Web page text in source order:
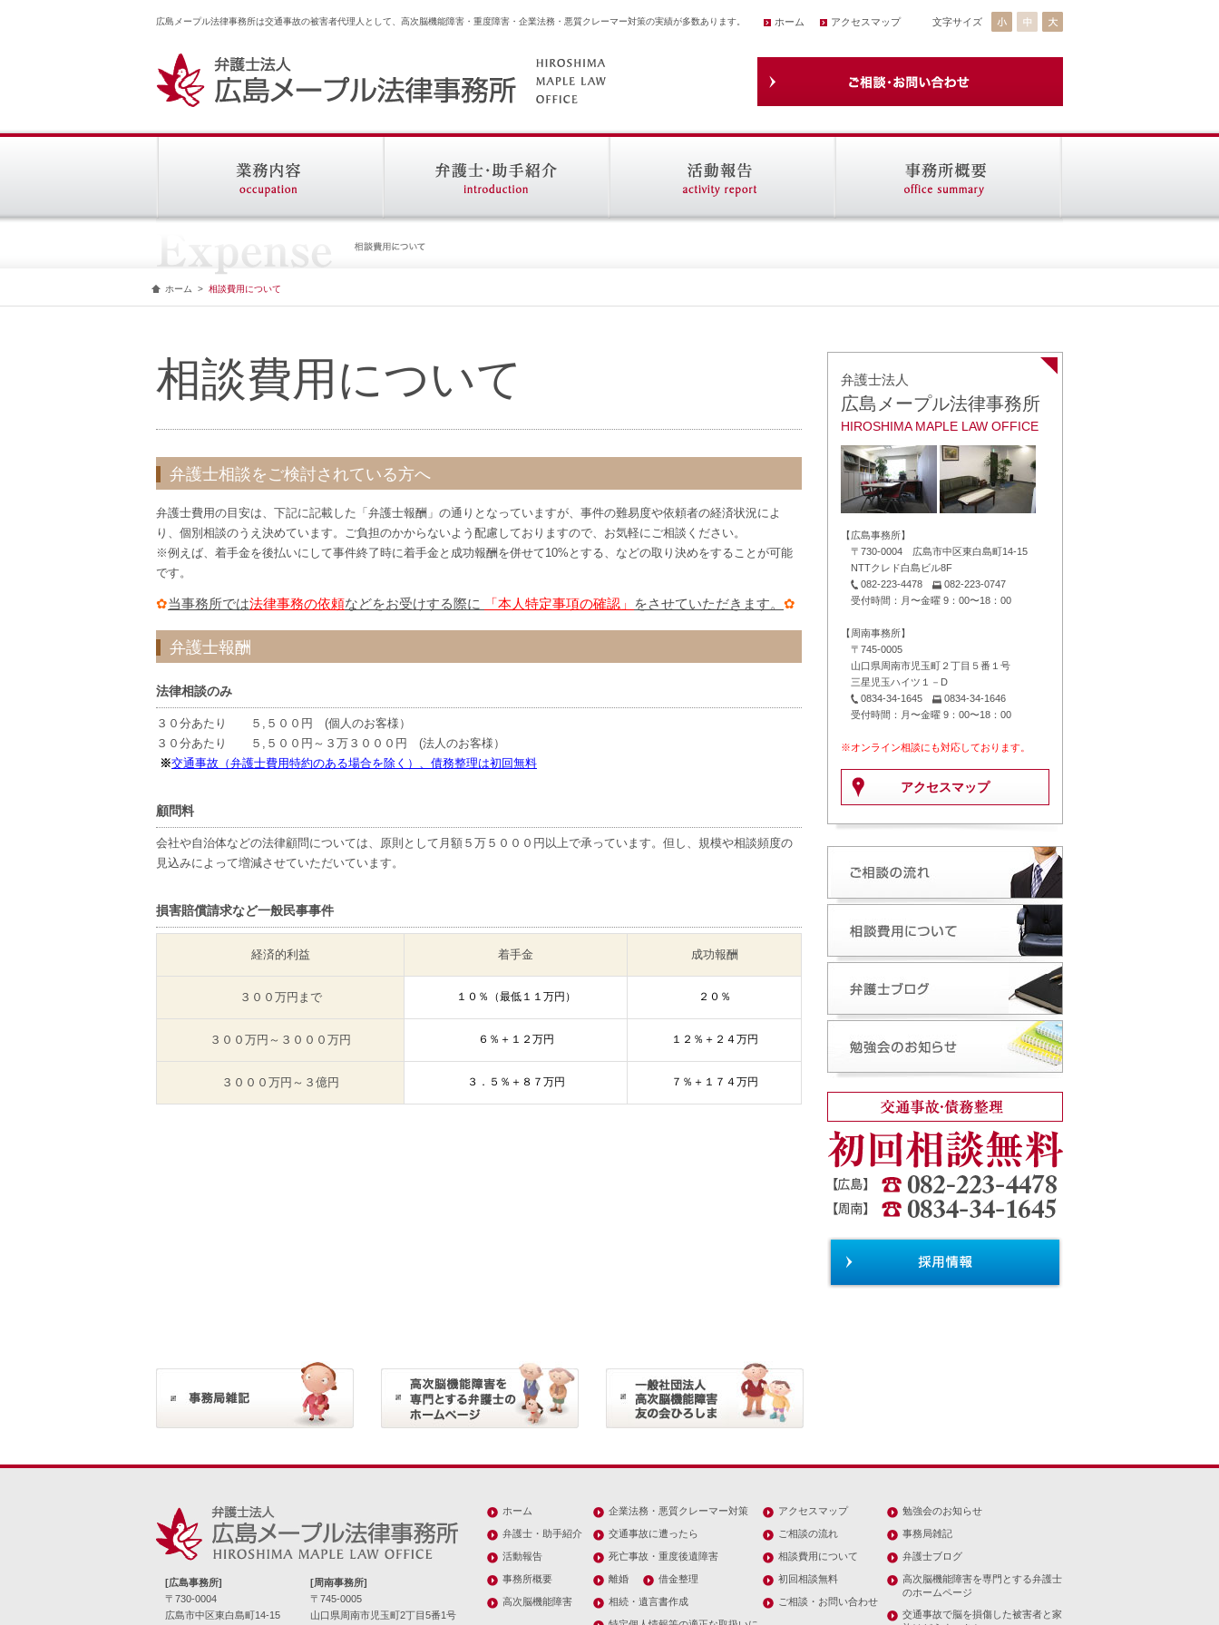
広島メープル法律事務所は交通事故の被害者代理人として、高次脳機能障害・重度障害・企業法務・悪質クレーマー対策の実績が多数あります。 ホーム アクセスマップ 文字サイズ
ホーム > 相談費用について
相談費用について
弁護士相談をご検討されている方へ
弁護士費用の目安は、下記に記載した「弁護士報酬」の通りとなっていますが、事件の難易度や依頼者の経済状況によ
り、個別相談のうえ決めています。ご負担のかからないよう配慮しておりますので、お気軽にご相談ください。
※例えば、着手金を後払いにして事件終了時に着手金と成功報酬を併せて10%とする、などの取り決めをすることが可能
です。
✿当事務所では法律事務の依頼などをお受けする際に 「本人特定事項の確認」 をさせていただきます。 ✿
弁護士報酬
法律相談のみ
３０分あたり ５,５００円 (個人のお客様）
３０分あたり ５,５００円～３万３０００円 (法人のお客様）
※交通事故（弁護士費用特約のある場合を除く）、債務整理は初回無料
顧問料
会社や自治体などの法律顧問については、原則として月額５万５０００円以上で承っています。但し、規模や相談頻度の
見込みによって増減させていただいています。
損害賠償請求など一般民事事件
経済的利益 着手金 成功報酬
３００万円まで １０％（最低１１万円） ２０％
３００万円～３０００万円 ６％＋１２万円 １２％＋２４万円
３０００万円～３億円 ３．５％＋８７万円 ７％＋１７４万円
弁護士法人
広島メープル法律事務所
HIROSHIMA MAPLE LAW OFFICE
【広島事務所】
〒730-0004 広島市中区東白島町14-15
NTTクレド白島ビル8F
082-223-4478
082-223-0747
受付時間：月〜金曜 9：00〜18：00
【周南事務所】
〒745-0005
山口県周南市児玉町２丁目５番１号
三星児玉ハイツ１－D
0834-34-1645
0834-34-1646
受付時間：月〜金曜 9：00〜18：00
※オンライン相談にも対応しております。
アクセスマップ
[広島事務所]
〒730-0004
広島市中区東白島町14-15
[周南事務所]
〒745-0005
山口県周南市児玉町2丁目5番1号
ホーム
弁護士・助手紹介
活動報告
事務所概要
高次脳機能障害
企業法務・悪質クレーマー対策
交通事故に遭ったら
死亡事故・重度後遺障害
離婚 借金整理
相続・遺言書作成
アクセスマップ
ご相談の流れ
相談費用について
初回相談無料
ご相談・お問い合わせ
勉強会のお知らせ
事務局雑記
弁護士ブログ
高次脳機能障害を専門とする弁護士
のホームページ
交通事故で脳を損傷した被害者と家